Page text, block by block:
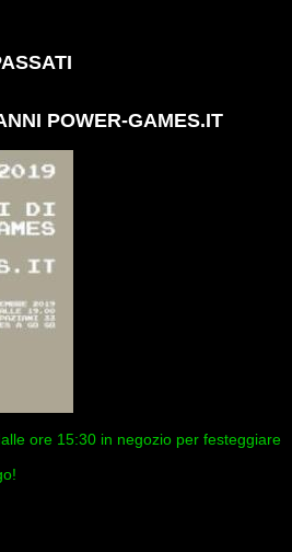
POWER-GAMES.IT
ore 15:30 in negozio per festeggiare